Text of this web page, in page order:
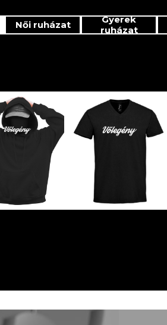
Női ruházat
Gyerek
ruházat